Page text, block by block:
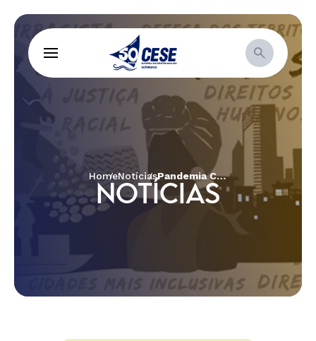
HomeNotícias Pandemia COVID-19 e Direitos Humanos no Brasil
NOTÍCIAS